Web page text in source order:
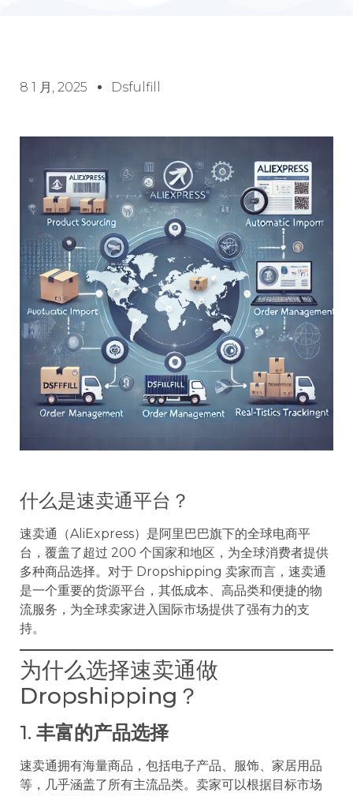
8 1 月, 2025 Dsfulfill
什么是速卖通平台？
速卖通（AliExpress）是阿里巴巴旗下的全球电商平
台，覆盖了超过 200 个国家和地区，为全球消费者提供
多种商品选择。对于 Dropshipping 卖家而言，速卖通
是一个重要的货源平台，其低成本、高品类和便捷的物
流服务，为全球卖家进入国际市场提供了强有力的支
持。
为什么选择速卖通做
Dropshipping？
1. 丰富的产品选择
速卖通拥有海量商品，包括电子产品、服饰、家居用品
等，几乎涵盖了所有主流品类。卖家可以根据目标市场